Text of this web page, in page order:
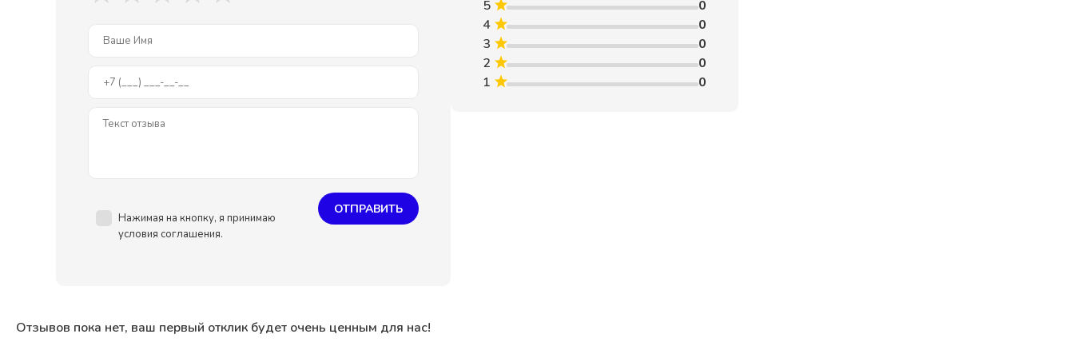
5
0
4
0
3
0
2
0
1
0
Нажимая на кнопку, я принимаю
условия соглашения.
ОТПРАВИТЬ
Отзывов пока нет, ваш первый отклик будет очень ценным для нас!